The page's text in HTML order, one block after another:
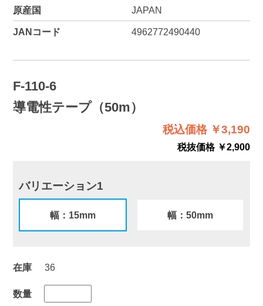
原産国 JAPAN
JANコード 4962772490440
F-110-6
導電性テープ（50m）
税込価格 ￥3,190
税抜価格 ￥2,900
バリエーション1
幅：15mm 幅：50mm
在庫 36
数量